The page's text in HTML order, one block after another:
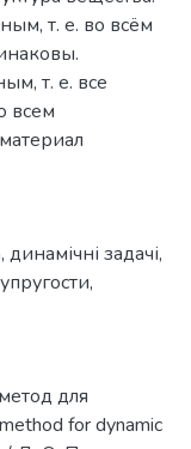
т. е. во всём
т. е. все
всем
, динамічні задачі,
,
для
for dynamic